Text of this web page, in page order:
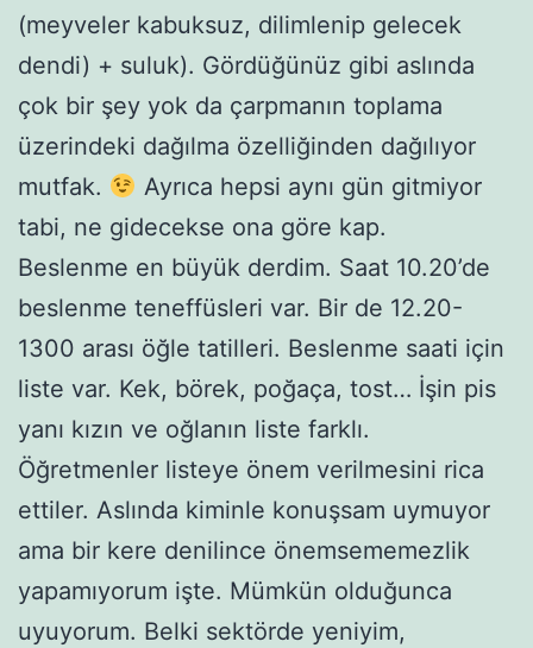
(meyveler kabuksuz, dilimlenip gelecek
dendi) + suluk). Gördüğünüz gibi aslında
çok bir şey yok da çarpmanın toplama
üzerindeki dağılma özelliğinden dağılıyor
mutfak.
Ayrıca hepsi aynı gün gitmiyor
tabi, ne gidecekse ona göre kap.
Beslenme en büyük derdim. Saat 10.20’de
beslenme teneffüsleri var. Bir de 12.20-
1300 arası öğle tatilleri. Beslenme saati için
liste var. Kek, börek, poğaça, tost… İşin pis
yanı kızın ve oğlanın liste farklı.
Öğretmenler listeye önem verilmesini rica
ettiler. Aslında kiminle konuşsam uymuyor
ama bir kere denilince önemsememezlik
yapamıyorum işte. Mümkün olduğunca
uyuyorum. Belki sektörde yeniyim,